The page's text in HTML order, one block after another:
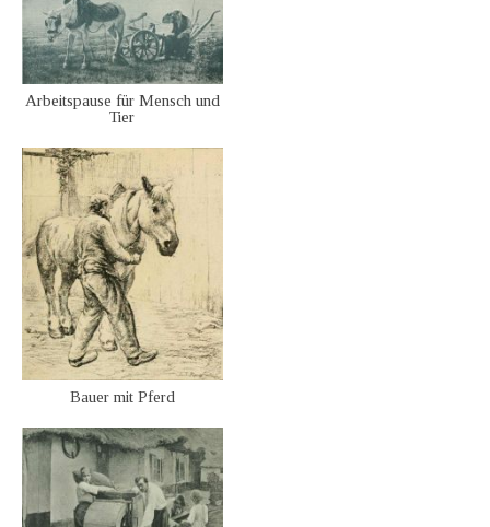
Arbeitspause für Mensch und
Tier
Bauer mit Pferd